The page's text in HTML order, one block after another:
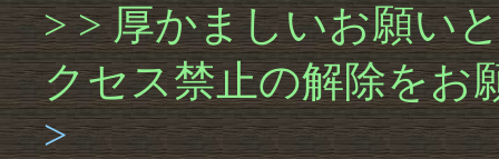
> > 厚かましいお願い
クセス禁止の解除をお
>